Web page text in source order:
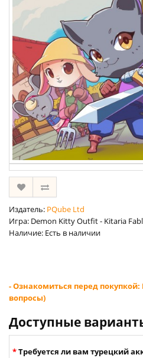
Издатель: PQube Ltd
Игра: Demon Kitty Outfit - Kitaria
Наличие: Есть в наличии
- Ознакомиться перед покупкой:
вопросы)
Доступные
Требуется ли вам турецкий